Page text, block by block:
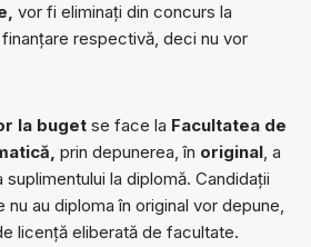
vor fi eliminați din concurs la
respectivă, deci nu vor
la buget se face la Facultatea de
prin depunerea, în original, a
la diplomă. Candidații
au diploma în original vor depune,
licență eliberată de facultate.